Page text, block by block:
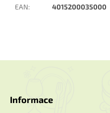
EAN: 4015200035000
Informace